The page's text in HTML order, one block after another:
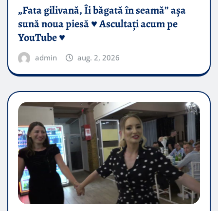
„Fata gilivană, Îi băgată în seamă” așa
sună noua piesă ♥️ Ascultați acum pe
YouTube ♥️
admin aug. 2, 2026